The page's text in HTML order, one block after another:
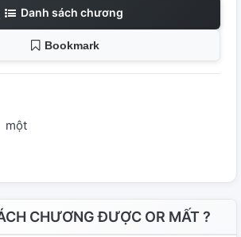
Danh sách chương
Bookmark
một
CHƯƠNG ĐƯỢC OR MẤT ?